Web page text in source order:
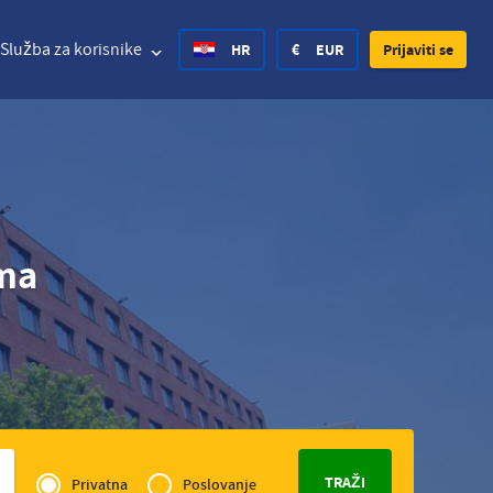
Služba za korisnike HR
Español
Hrvatski
Finnish
€ EUR
States Dollar
Krone
Krone zł Poland Zloty
Krona CHF Switzerland Franc
Prijaviti se
of
Privatna Poslovanje